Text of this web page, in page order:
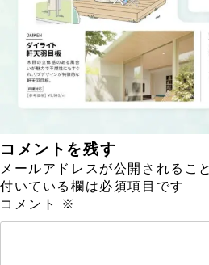
コメントを残す
メールアドレスが公開されるこ
付いている欄は必須項目です
コメント
※